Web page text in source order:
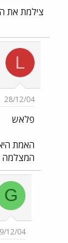
צילמת את
L
28/12/04
פלאש
האמת
המצלמה
G
12/04